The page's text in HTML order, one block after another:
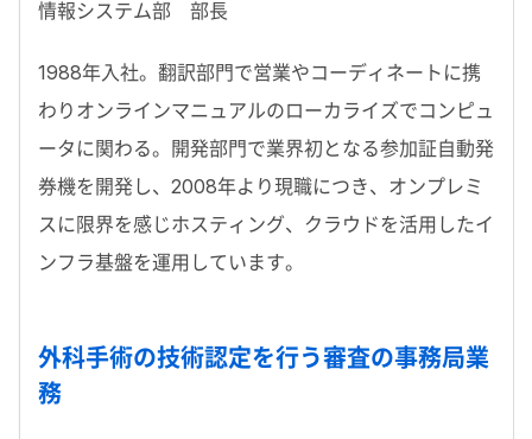
情報システム部 部長
1988年入社。翻訳部門で営業やコーディネートに携
わりオンラインマニュアルのローカライズでコンピュ
ータに関わる。開発部門で業界初となる参加証自動発
券機を開発し、2008年より現職につき、オンプレミ
スに限界を感じホスティング、クラウドを活用したイ
ンフラ基盤を運用しています。
外科手術の技術認定を行う審査の事務局業
務